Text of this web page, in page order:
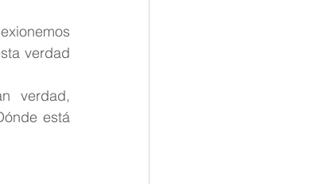
verdad
verdad,
está